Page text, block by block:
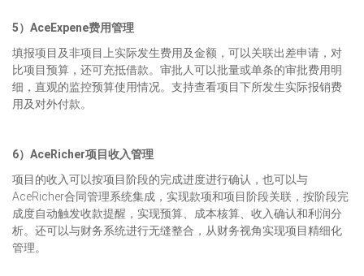
5）AceExpene费用管理
填报项目及非项目上实际发生费用及金额，可以关联出差申请，对
比项目预算，还可充抵借款。审批人可以批量或单条的审批费用明
细，直观的监控预算使用情况。支持查看项目下所发生实际报销费
用及对外付款。
6）AceRicher项目收入管理
项目的收入可以按项目阶段的完成进度进行确认，也可以与
AceRicher合同管理系统集成，实现款项和项目阶段关联，按阶段完
成度自动触发收款提醒，实现预算、成本核算、收入确认和利润分
析。还可以与财务系统进行无缝整合，从财务视角实现项目精细化
管理。